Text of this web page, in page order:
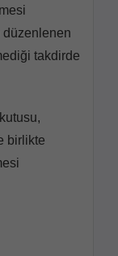
düzenlenen
takdirde
birlikte